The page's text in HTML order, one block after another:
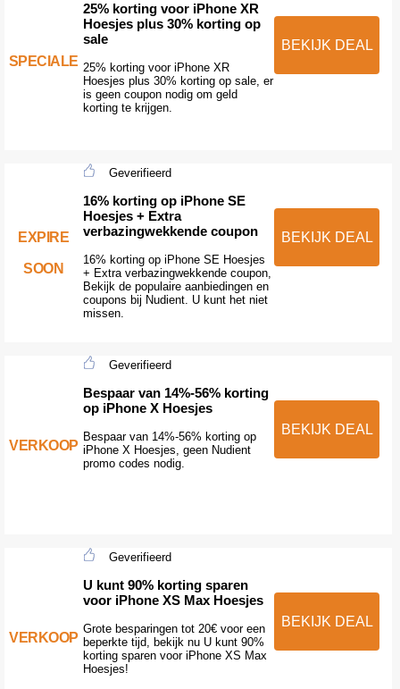
SPECIALE
25% korting voor iPhone XR
Hoesjes plus 30% korting op
sale
25% korting voor iPhone XR
Hoesjes plus 30% korting op sale, er
is geen coupon nodig om geld
korting te krijgen.
BEKIJK DEAL
EXPIRE
SOON
Geverifieerd
16% korting op iPhone SE
Hoesjes + Extra
verbazingwekkende coupon
16% korting op iPhone SE Hoesjes
+ Extra verbazingwekkende coupon,
Bekijk de populaire aanbiedingen en
coupons bij Nudient. U kunt het niet
missen.
BEKIJK DEAL
VERKOOP
Geverifieerd
Bespaar van 14%-56% korting
op iPhone X Hoesjes
Bespaar van 14%-56% korting op
iPhone X Hoesjes, geen Nudient
promo codes nodig.
BEKIJK DEAL
VERKOOP
Geverifieerd
U kunt 90% korting sparen
voor iPhone XS Max Hoesjes
Grote besparingen tot 20€ voor een
beperkte tijd, bekijk nu U kunt 90%
korting sparen voor iPhone XS Max
Hoesjes!
BEKIJK DEAL